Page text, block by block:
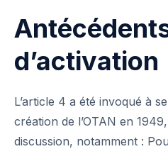
d’activation
L’article 4 a été invoqué à
création de l’OTAN en
discussion, notamment :